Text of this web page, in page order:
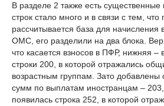
В разделе 2 также есть
строк стало много и в связи с тем, что
рассчитывается база для
ОМС, его разделили на два блока.
что касается взносов в ПФР, нижняя
строки 200, в которой отражались
возрастным группам. Зато добавлены
сумм по выплатам иностранцам –
появилась строка 252, в которой